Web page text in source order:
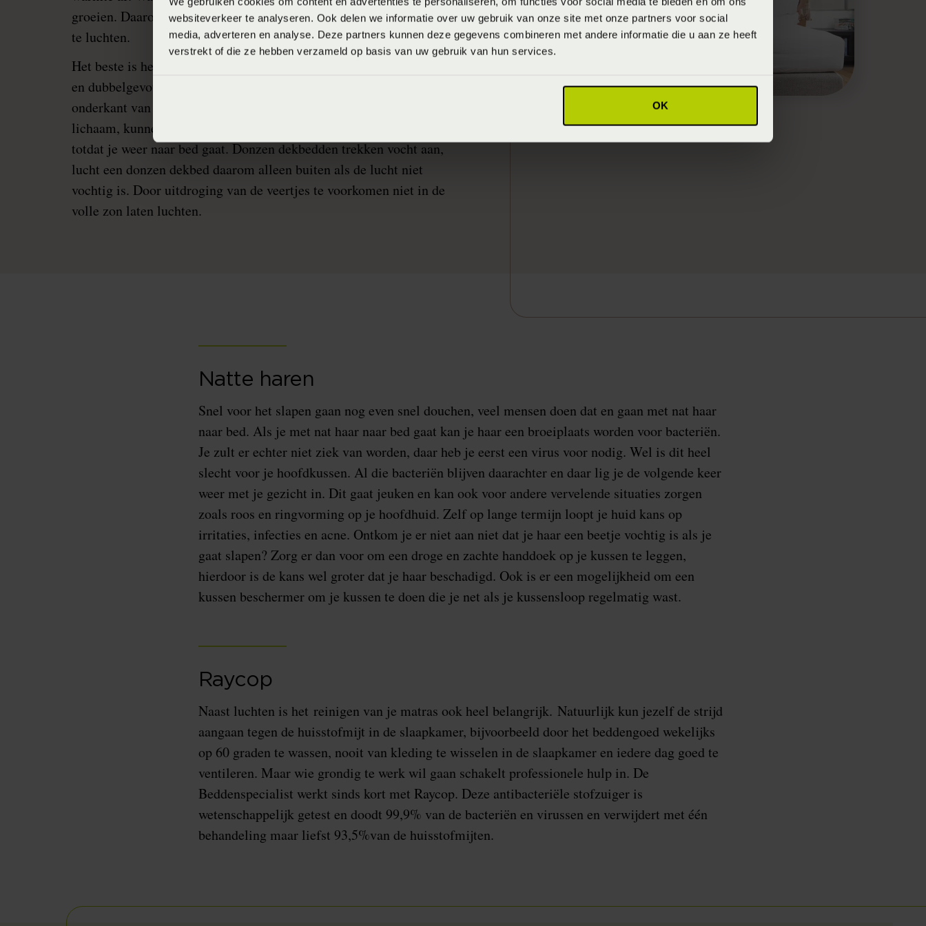
websiteverkeer te analyseren. Ook delen we informatie over uw gebruik van onze site met onze partners voor social
media, adverteren en analyse. Deze partners kunnen deze gegevens combineren met andere informatie die u aan ze heeft
verstrekt of die ze hebben verzameld op basis van uw gebruik van hun services.
OK
groeien. Daarom is het essentieel om elke dag je bed en het dekbed
te luchten.
Het beste is het om direct na het opstaan het dekbed op te schudden
en dubbelgevouwen op het voeteneind te leggen. Het matras en de
onderkant van het dekbed, die het meest in contact komen met het
lichaam, kunnen zo drogen. Laat het dekbed zo de hele dag liggen
totdat je weer naar bed gaat. Donzen dekbedden trekken vocht aan,
lucht een donzen dekbed daarom alleen buiten als de lucht niet
vochtig is. Door uitdroging van de veertjes te voorkomen niet in de
volle zon laten luchten.
Natte haren
Snel voor het slapen gaan nog even snel douchen, veel mensen doen dat en gaan met nat haar
naar bed. Als je met nat haar naar bed gaat kan je haar een broeiplaats worden voor bacteriën.
Je zult er echter niet ziek van worden, daar heb je eerst een virus voor nodig. Wel is dit heel
slecht voor je hoofdkussen. Al die bacteriën blijven daarachter en daar lig je de volgende keer
weer met je gezicht in. Dit gaat jeuken en kan ook voor andere vervelende situaties zorgen
zoals roos en ringvorming op je hoofdhuid. Zelf op lange termijn loopt je huid kans op
irritaties, infecties en acne. Ontkom je er niet aan niet dat je haar een beetje vochtig is als je
gaat slapen? Zorg er dan voor om een droge en zachte handdoek op je kussen te leggen,
hierdoor is de kans wel groter dat je haar beschadigd. Ook is er een mogelijkheid om een
kussen beschermer om je kussen te doen die je net als je kussensloop regelmatig wast.
Raycop
Naast luchten is het reinigen van je matras ook heel belangrijk. Natuurlijk kun jezelf de strijd
aangaan tegen de huisstofmijt in de slaapkamer, bijvoorbeeld door het beddengoed wekelijks
op 60 graden te wassen, nooit van kleding te wisselen in de slaapkamer en iedere dag goed te
ventileren. Maar wie grondig te werk wil gaan schakelt professionele hulp in. De
Beddenspecialist werkt sinds kort met Raycop. Deze antibacteriële stofzuiger is
wetenschappelijk getest en doodt 99,9% van de bacteriën en virussen en verwijdert met één
behandeling maar liefst 93,5%van de huisstofmijten.